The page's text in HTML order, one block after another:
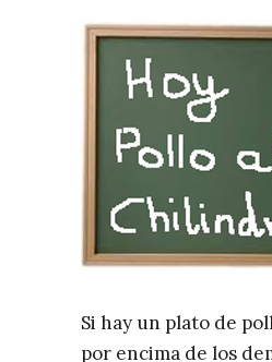
SOBRE MÍ
¿TE GUSTARÍA UNIRTE A
ÚNETE A LA NEWSLETTER
Si hay un plato de
por encima de los